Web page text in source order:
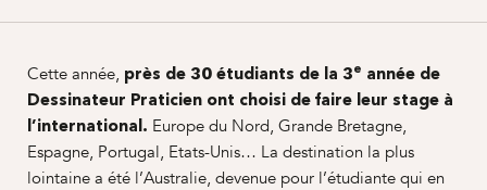
Cette année, près de 30 étudiants de la 3e année de
Dessinateur Praticien ont choisi de faire leur stage à
l’international. Europe du Nord, Grande Bretagne,
Espagne, Portugal, Etats-Unis… La destination la plus
lointaine a été l’Australie, devenue pour l’étudiante qui en